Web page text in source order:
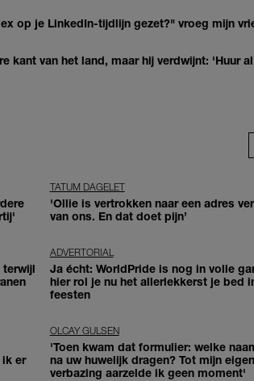
op je LinkedIn-tijdlijn gezet?" vroeg mijn
kant van het land, maar hij verdwijnt: 'Huur
TATUM DAGELET
'Ollie is vertrokken naar een adres
van ons. En dat doet pijn’
terwijl
ADVERTORIAL
Ja écht: WorldPride is nog in volle
hier rol je nu het allerlekkerst je bed
feesten
ik er
OLCAY GULSEN
'Toen kwam dat formulier: welke
na uw huwelijk dragen? Tot mijn eigen
verbazing aarzelde ik geen moment'